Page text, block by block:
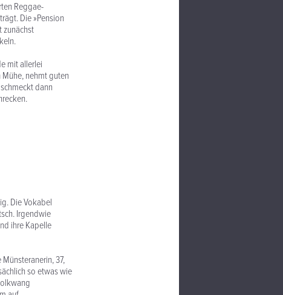
Reggae-
Die »Pension
zunächst
mit allerlei
nehmt guten
dann
Die Vokabel
Irgendwie
ihre Kapelle
37,
so etwas wie